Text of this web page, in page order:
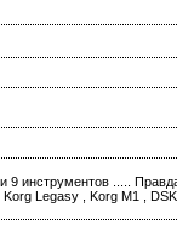
9 инструментов .....
, Korg M1 , DSK